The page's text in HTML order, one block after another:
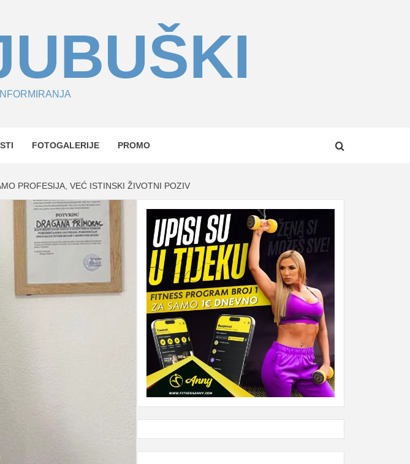
FOTOGALERIJE PROMO
PROFESIJA, VEĆ ISTINSKI ŽIVOTNI POZIV